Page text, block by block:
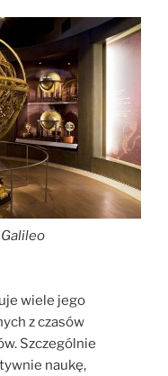
wiele jego
z czasów
Szczególnie
naukę,